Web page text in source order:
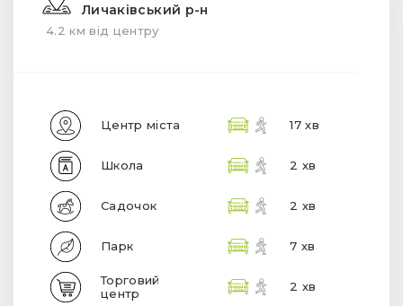
Личаківський р-н
4.2 км від центру
Центр міста 17 хв
Школа 2 хв
Садочок 2 хв
Парк 7 хв
Торговий
центр
2 хв